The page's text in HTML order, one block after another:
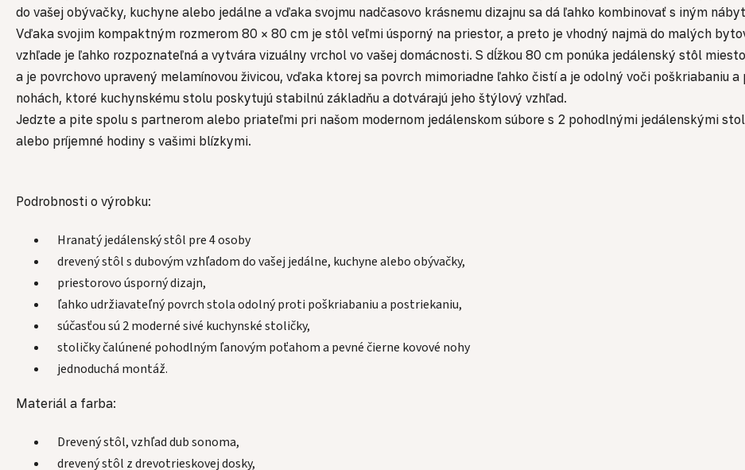
do vašej obývačky, kuchyne alebo jedálne a vďaka svojmu nadčasovo krásnemu dizajnu sa dá ľahko kombinovať s iným
Vďaka svojim kompaktným rozmerom 80 × 80 cm je stôl veľmi úsporný na priestor, a preto je vhodný najmä do malých
vzhľade je ľahko rozpoznateľná a vytvára vizuálny vrchol vo vašej domácnosti. S dĺžkou 80 cm ponúka jedálenský stôl
a je povrchovo upravený melamínovou živicou, vďaka ktorej sa povrch mimoriadne ľahko čistí a je odolný voči poškriabaniu
nohách, ktoré kuchynskému stolu poskytujú stabilnú základňu a dotvárajú jeho štýlový vzhľad.
Jedzte a pite spolu s partnerom alebo priateľmi pri našom modernom jedálenskom súbore s 2 pohodlnými jedálenskými
alebo príjemné hodiny s vašimi blízkymi.
Podrobnosti o výrobku:
Hranatý jedálenský stôl pre 4 osoby
drevený stôl s dubovým vzhľadom do vašej jedálne, kuchyne alebo obývačky,
priestorovo úsporný dizajn,
ľahko udržiavateľný povrch stola odolný proti poškriabaniu a postriekaniu,
súčasťou sú 2 moderné sivé kuchynské stoličky,
stoličky čalúnené pohodlným ľanovým poťahom a pevné čierne kovové nohy
jednoduchá montáž.
Materiál a farba:
Drevený stôl, vzhľad dub sonoma,
drevený stôl z drevotrieskovej dosky,